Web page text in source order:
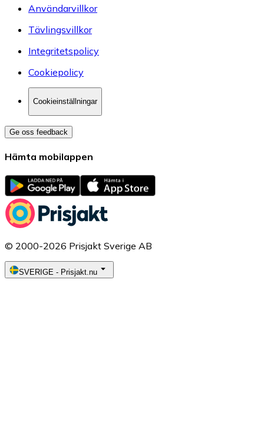
Användarvillkor
Tävlingsvillkor
Integritetspolicy
Cookiepolicy
Cookieinställningar
Ge oss feedback
Hämta mobilappen
© 2000-2026 Prisjakt Sverige AB
SVERIGE - Prisjakt.nu